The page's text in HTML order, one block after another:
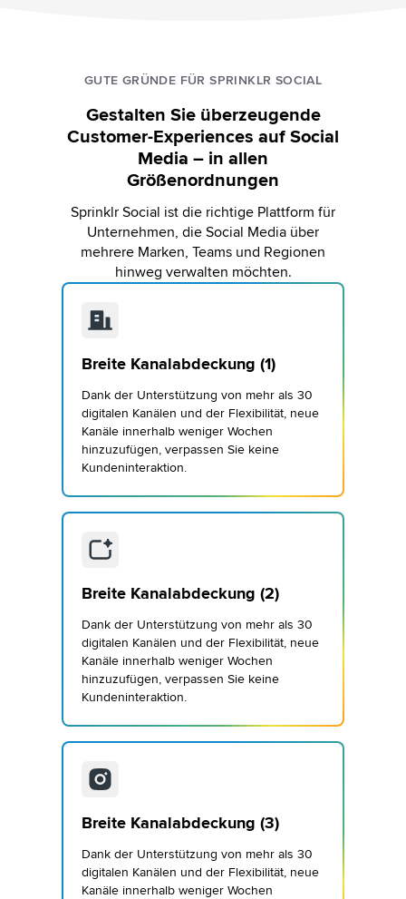
GUTE GRÜNDE FÜR SPRINKLR SOCIAL
Gestalten Sie überzeugende
Customer-Experiences auf Social
Media – in allen
Größenordnungen
Sprinklr Social ist die richtige Plattform für
Unternehmen, die Social Media über
mehrere Marken, Teams und Regionen
hinweg verwalten möchten.
Breite Kanalabdeckung (1)
Dank der Unterstützung von mehr als 30
digitalen Kanälen und der Flexibilität, neue
Kanäle innerhalb weniger Wochen
hinzuzufügen, verpassen Sie keine
Kundeninteraktion.
Breite Kanalabdeckung (2)
Dank der Unterstützung von mehr als 30
digitalen Kanälen und der Flexibilität, neue
Kanäle innerhalb weniger Wochen
hinzuzufügen, verpassen Sie keine
Kundeninteraktion.
Breite Kanalabdeckung (3)
Dank der Unterstützung von mehr als 30
digitalen Kanälen und der Flexibilität, neue
Kanäle innerhalb weniger Wochen